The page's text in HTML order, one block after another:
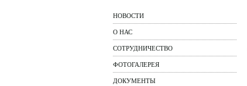
НОВОСТИ
О НАС
СОТРУДНИЧЕСТВО
ФОТОГАЛЕРЕЯ
ДОКУМЕНТЫ